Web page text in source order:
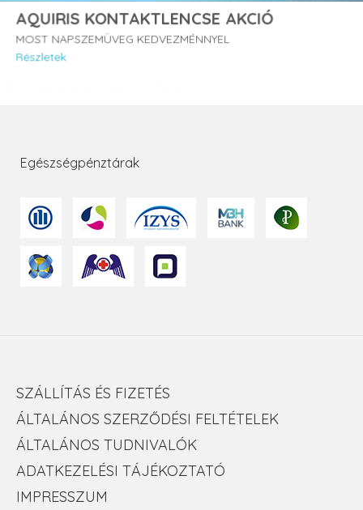
AQUIRIS KONTAKTLENCSE AKCIÓ
MOST NAPSZEMÜVEG KEDVEZMÉNNYEL
Részletek
Egészségpénztárak
SZÁLLÍTÁS ÉS FIZETÉS
ÁLTALÁNOS SZERZŐDÉSI FELTÉTELEK
ÁLTALÁNOS TUDNIVALÓK
ADATKEZELÉSI TÁJÉKOZTATÓ
IMPRESSZUM